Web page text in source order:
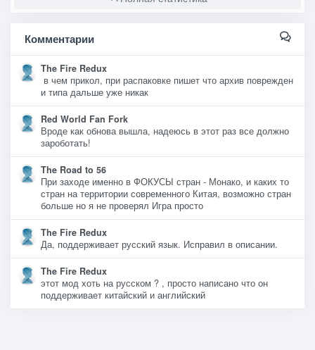
Комментарии
The Fire Redux
в чем прикол, при распаковке пишет что архив поврежден
и типа дальше уже никак
Red World Fan Fork
Вроде как обнова вышла, надеюсь в этот раз все должно
зароботать!
The Road to 56
При заходе именно в ФОКУСЫ стран - Монако, и каких то
стран на территории современного Китая, возможно стран
больше но я не проверял Игра просто
The Fire Redux
Да, поддерживает русский язык. Исправил в описании.
The Fire Redux
этот мод хоть на русском ? , просто написано что он
поддерживает китайский и английский